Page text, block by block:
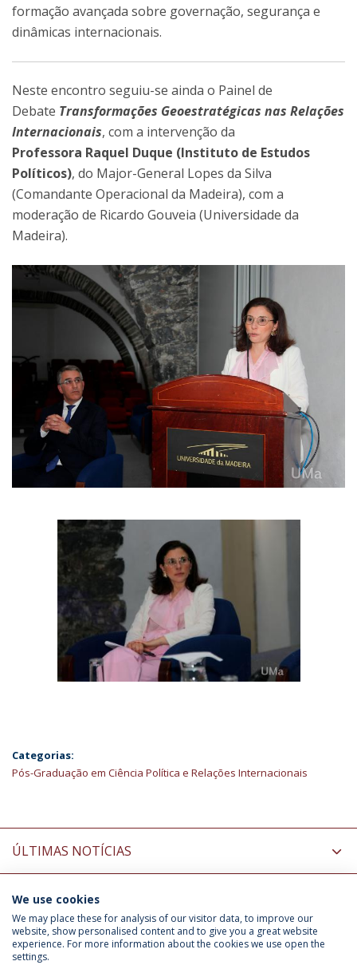
formação avançada sobre governação, segurança e
dinâmicas internacionais.
Neste encontro seguiu-se ainda o Painel de
Debate Transformações Geoestratégicas nas Relações
Internacionais, com a intervenção da
Professora Raquel Duque (Instituto de Estudos
Políticos), do Major-General Lopes da Silva
(Comandante Operacional da Madeira), com a
moderação de Ricardo Gouveia (Universidade da
Madeira).
Categorias:
Pós-Graduação em Ciência Política e Relações Internacionais
ÚLTIMAS NOTÍCIAS
INFORMAÇÃO PARA
We use cookies
We may place these for analysis of our visitor data, to improve our
website, show personalised content and to give you a great website
experience. For more information about the cookies we use open the
settings.